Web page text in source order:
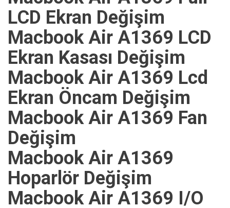
LCD Ekran Değişim
Macbook Air A1369 LCD
Ekran Kasası Değişim
Macbook Air A1369 Lcd
Ekran Öncam Değişim
Macbook Air A1369 Fan
Değişim
Macbook Air A1369
Hoparlör Değişim
Macbook Air A1369 I/O